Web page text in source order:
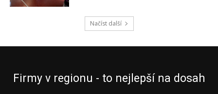
Načíst další
Firmy v regionu - to nejlepší na dosah